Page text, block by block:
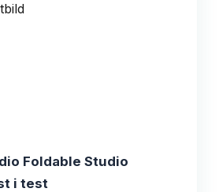
Foldable Studio
i test